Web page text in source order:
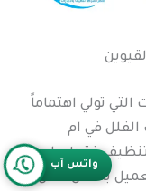
تولي اهتماماً
في ام
فقط، بل
بشكل كامل.
واتس آب